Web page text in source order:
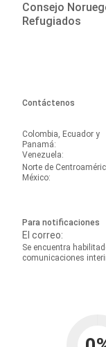
Consejo
Refugiados
Contáctenos
Colombia, Ecuador y
Panamá:
Venezuela:
Norte de
México:
Para notificaciones
El correo:
Se encuentra
comunicaciones